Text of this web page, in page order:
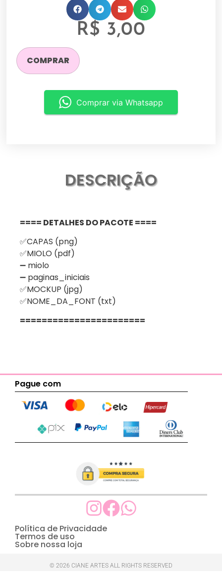
R$ 3,00
COMPRAR
Comprar via Whatsapp
DESCRIÇÃO
==== DETALHES DO PACOTE ====
✅CAPAS (png)
✅MIOLO (pdf)
➖ miolo
➖ paginas_iniciais
✅MOCKUP (jpg)
✅NOME_DA_FONT (txt)
=======================
Pague com
Política de Privacidade
Termos de uso
Sobre nossa loja
© 2026 CIANE ARTES ALL RIGHTS RESERVED